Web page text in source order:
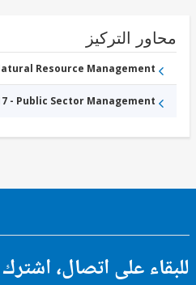
التركيز
and Natural Resource Management
FY17 - Public Sector Management
على اتصال، اشترك في: